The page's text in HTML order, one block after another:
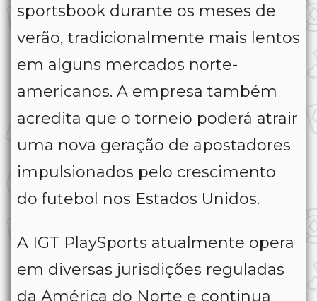
sportsbook durante os meses de
verão, tradicionalmente mais lentos
em alguns mercados norte-
americanos. A empresa também
acredita que o torneio poderá atrair
uma nova geração de apostadores
impulsionados pelo crescimento
do futebol nos Estados Unidos.
A IGT PlaySports atualmente opera
em diversas jurisdições reguladas
da América do Norte e continua